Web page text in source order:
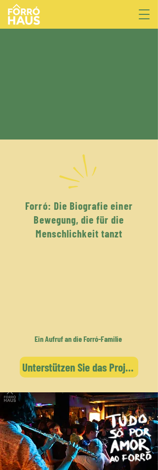
Forró: Die Biografie einer
Bewegung, die für die
Menschlichkeit tanzt
Ein Aufruf an die Forró-Familie
Unterstützen Sie das Projekt